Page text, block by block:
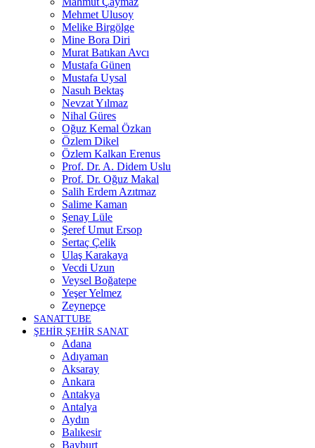
Mehmet Ulusoy
Melike Birgölge
Mine Bora Diri
Murat Batıkan Avcı
Mustafa Günen
Mustafa Uysal
Nasuh Bektaş
Nevzat Yılmaz
Nihal Güres
Oğuz Kemal Özkan
Özlem Dikel
Özlem Kalkan Erenus
Prof. Dr. A. Didem Uslu
Prof. Dr. Oğuz Makal
Salih Erdem Azıtmaz
Salime Kaman
Şenay Lüle
Şeref Umut Ersop
Sertaç Çelik
Ulaş Karakaya
Vecdi Uzun
Veysel Boğatepe
Yeşer Yelmez
Zeynepçe
SANATTUBE
ŞEHİR ŞEHİR SANAT
Adana
Adıyaman
Aksaray
Ankara
Antakya
Antalya
Aydın
Balıkesir
Bayburt